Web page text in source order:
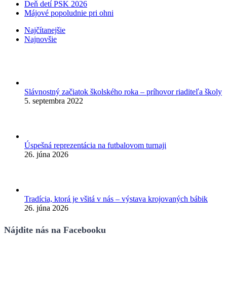
Deň detí PSK 2026
Májové popoludnie pri ohni
Najčítanejšie
Najnovšie
Slávnostný začiatok školského roka – príhovor riaditeľa školy
5. septembra 2022
Úspešná reprezentácia na futbalovom turnaji
26. júna 2026
Tradícia, ktorá je všitá v nás – výstava krojovaných bábik
26. júna 2026
Nájdite nás na Facebooku